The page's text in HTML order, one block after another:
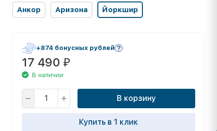
Анкор Аризона Йоркшир
+874 бонусных рублей
17 490 ₽
В наличии
В корзину
Купить в 1 клик